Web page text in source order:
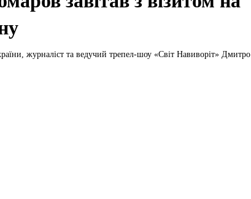
журналіст та ведучий трепел-шоу «Світ Навиворіт» Дмитро